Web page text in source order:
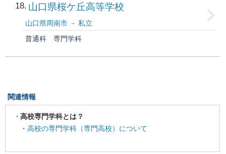
18 山口県桜ケ丘高等学校
山口県周南市
私立
普通科
専門学科
関連情報
高校専門学科とは？
・ 高校の専門学科（専門高校）について